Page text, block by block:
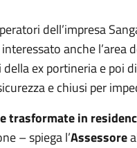
dell’impresa
anche l’area
ex portineria e poi
e chiusi per
trasformate in
– spiega l’Assessore